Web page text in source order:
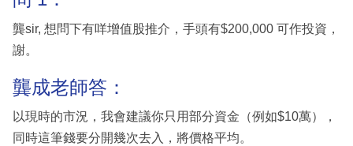
龔sir, 想問下有咩增值股推介，手頭有$200,000 可作投資，
謝。
龔成老師答：
以現時的市況，我會建議你只用部分資金（例如$10萬），
同時這筆錢要分開幾次去入，將價格平均。